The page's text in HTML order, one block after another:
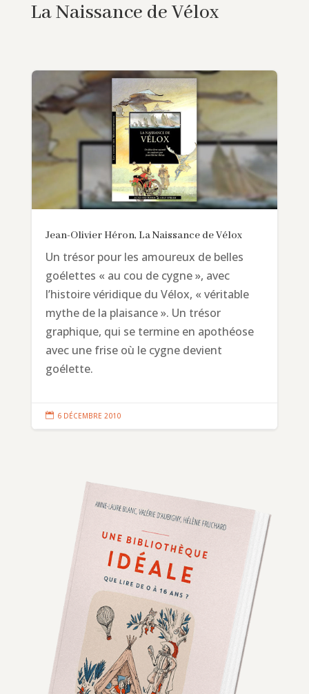
La Naissance de Vélox
Jean-Olivier Héron, La Naissance de Vélox
Un trésor pour les amoureux de belles
goélettes « au cou de cygne », avec
l’histoire véridique du Vélox, « véritable
mythe de la plaisance ». Un trésor
graphique, qui se termine en apothéose
avec une frise où le cygne devient
goélette.
 6 DÉCEMBRE 2010